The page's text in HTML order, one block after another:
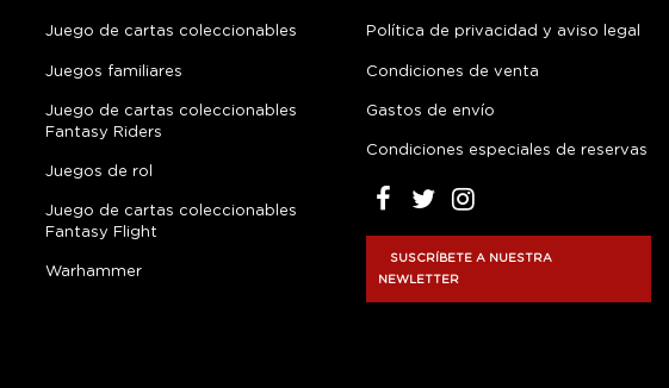
Juego de cartas coleccionables
Juegos familiares
Juego de cartas coleccionables
Fantasy Riders
Juegos de rol
Juego de cartas coleccionables
Fantasy Flight
Warhammer
Política de privacidad y aviso legal
Condiciones de venta
Gastos de envío
Condiciones especiales de reservas
SUSCRÍBETE A NUESTRA
NEWLETTER